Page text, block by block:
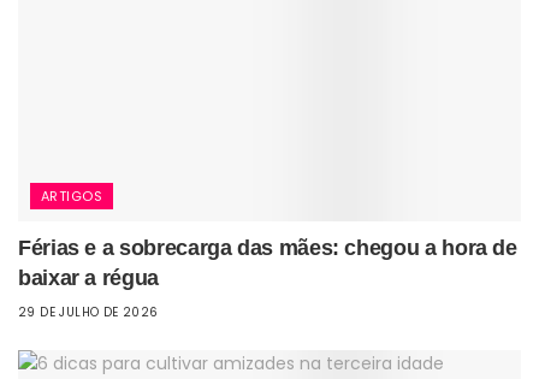
ARTIGOS
Férias e a sobrecarga das mães: chegou a hora de
baixar a régua
29 DE JULHO DE 2026